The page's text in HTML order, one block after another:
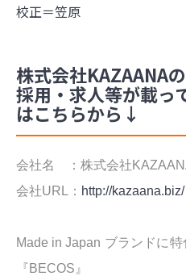
校正＝笠原
株式会社KAZAANA
採用・求人等が載っ
はこちらから↓
会社名 ：株式会社
会社URL： http://kazaana.biz/
Made in Japan ブランドに
『BECOS』